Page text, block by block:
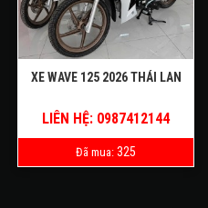
XE WAVE 125 2026 THÁI LAN
LIÊN HỆ: 0987412144
Đã mua: 325